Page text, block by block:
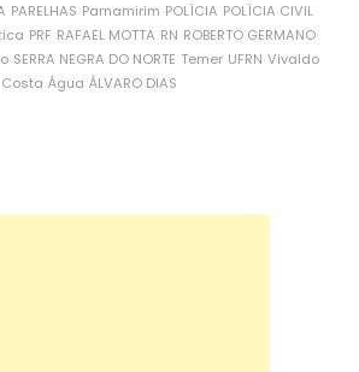
PARELHAS Parnamirim POLÍCIA POLÍCIA CIVIL
PRF RAFAEL MOTTA RN ROBERTO GERMANO
SERRA NEGRA DO NORTE Temer UFRN Vivaldo
Costa Água ÁLVARO DIAS